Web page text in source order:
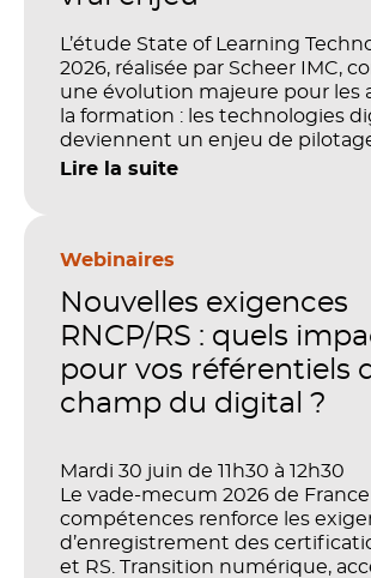
L’étude State of Learning
2026, réalisée par Scheer IMC,
une évolution majeure pour les
la formation : les technologies
deviennent un enjeu de
performance et de preuve de
stratégique. Mais comment
investissements sur les
productivité et la performance
Lire la suite
Webinaires
Nouvelles exigences
RNCP/RS : quels
pour vos référentiels
champ du digital ?
Mardi 30 juin de 11h30 à 12h30
Le vade-mecum 2026 de France
compétences renforce les
d’enregistrement des
et RS. Transition numérique,